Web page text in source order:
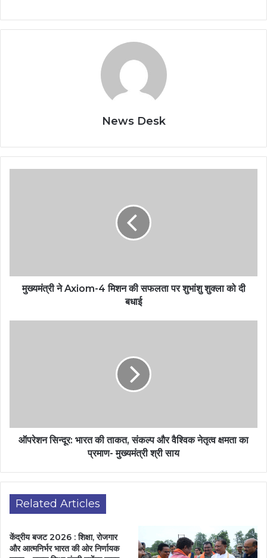
News Desk
मुख्यमंत्री ने Axiom-4 मिशन की सफलता पर शुभांशु शुक्ला को दी
बधाई
ऑपरेशन सिन्दूर: भारत की ताकत, संकल्प और वैश्विक नेतृत्व क्षमता का
प्रमाण- मुख्यमंत्री श्री साय
Related Articles
केंद्रीय बजट 2026 : शिक्षा, रोजगार
और आत्मनिर्भर भारत की ओर निर्णायक